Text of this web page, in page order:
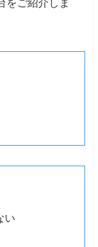
をご紹介しま
い